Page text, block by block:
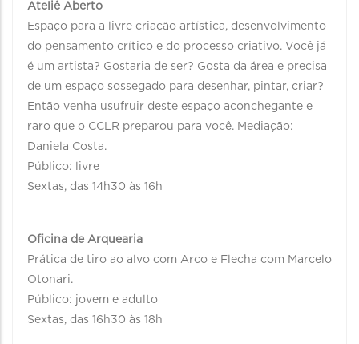
Ateliê Aberto
Espaço para a livre criação artística, desenvolvimento
do pensamento crítico e do processo criativo. Você já
é um artista? Gostaria de ser? Gosta da área e precisa
de um espaço sossegado para desenhar, pintar, criar?
Então venha usufruir deste espaço aconchegante e
raro que o CCLR preparou para você. Mediação:
Daniela Costa.
Público: livre
Sextas, das 14h30 às 16h
Oficina de Arquearia
Prática de tiro ao alvo com Arco e Flecha com Marcelo
Otonari.
Público: jovem e adulto
Sextas, das 16h30 às 18h